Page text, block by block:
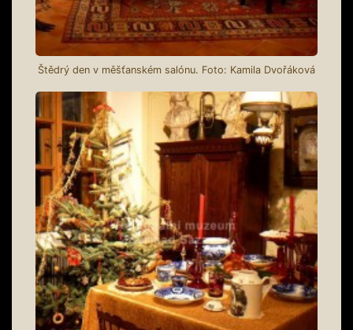
Štědrý den v měšťanském salónu. Foto: Kamila Dvořáková